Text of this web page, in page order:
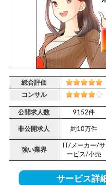
総合評価
コンサル
公開求人数 9152件
非公開求人 約10万件
強い業界
IT/メーカー/サ
ービス/小売
サービス詳